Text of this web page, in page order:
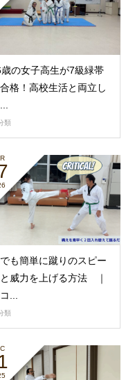
の女子高生が7級緑帯
格！高校生活と両立し
類
も簡単に蹴りのスピー
と威力を上げる方法 ｜
...
類